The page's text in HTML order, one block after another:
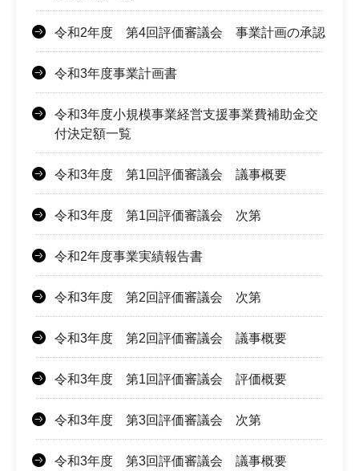
令和2年度 第4回評価審議会 事業計画の承認
令和3年度事業計画書
令和3年度小規模事業経営支援事業費補助金交
付決定額一覧
令和3年度 第1回評価審議会 議事概要
令和3年度 第1回評価審議会 次第
令和2年度事業実績報告書
令和3年度 第2回評価審議会 次第
令和3年度 第2回評価審議会 議事概要
令和3年度 第1回評価審議会 評価概要
令和3年度 第3回評価審議会 次第
令和3年度 第3回評価審議会 議事概要